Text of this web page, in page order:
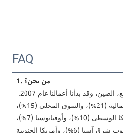
FAQ
1. من نحن؟